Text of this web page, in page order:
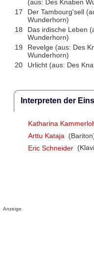
(aus: Des Knaben
17
Der Tambourg'sell
Wunderhorn)
18
Das irdische Leben
Wunderhorn)
19
Revelge (aus: Des
Wunderhorn)
20 Urlicht (aus: Des
Interpreten der
Katharina
Arttu Kataja
Eric Schneider
Anzeige